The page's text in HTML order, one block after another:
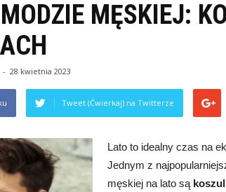
MĘSKIEJ:
- 28 kwietnia 2023
Tweet (Ćwierkaj) na Twitterze
Lato to idealny czas na
Jednym z
męskiej na lato są